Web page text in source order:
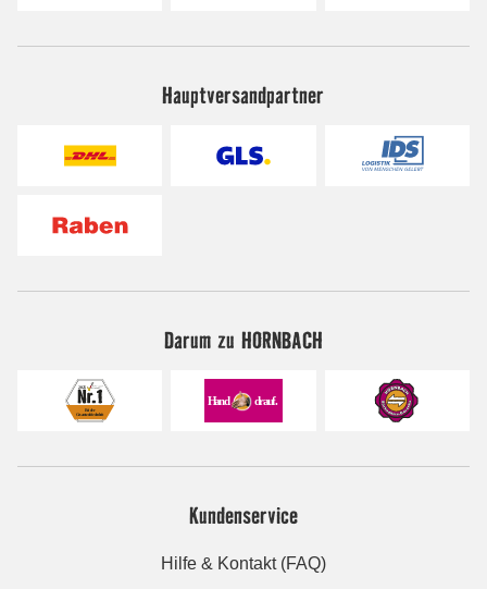
Hauptversandpartner
Darum zu HORNBACH
Kundenservice
Hilfe & Kontakt (FAQ)